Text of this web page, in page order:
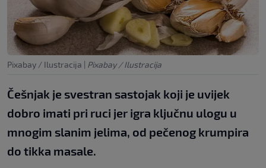
Pixabay / Ilustracija | Pixabay / Ilustracija
Češnjak je svestran sastojak koji je uvijek
dobro imati pri ruci jer igra ključnu ulogu u
mnogim slanim jelima, od pečenog krumpira
do tikka masale.